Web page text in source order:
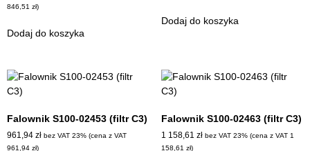
846,51 zł)
Dodaj do koszyka
Dodaj do koszyka
Falownik S100-02453 (filtr C3)
961,94 zł bez VAT 23% (cena z VAT
961,94 zł)
Falownik S100-02463 (filtr C3)
1 158,61 zł bez VAT 23% (cena z VAT 1
158,61 zł)